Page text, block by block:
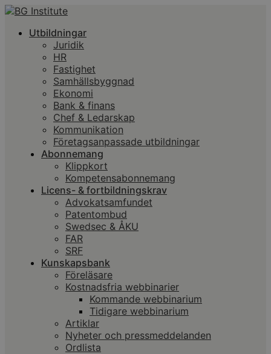
Utbildningar
Juridik
HR
Fastighet
Samhällsbyggnad
Ekonomi
Bank & finans
Chef & Ledarskap
Kommunikation
Företagsanpassade utbildningar
Abonnemang
Klippkort
Kompetensabonnemang
Licens- & fortbildningskrav
Advokatsamfundet
Patentombud
Swedsec & ÅKU
FAR
SRF
Kunskapsbank
Föreläsare
Kostnadsfria webbinarier
Kommande webbinarium
Tidigare webbinarium
Artiklar
Nyheter och pressmeddelanden
Ordlista